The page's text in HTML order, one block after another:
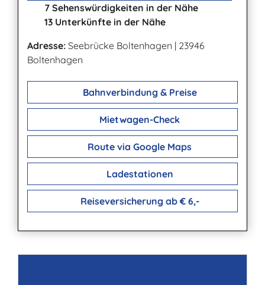
7 Sehenswürdigkeiten in der Nähe
13 Unterkünfte in der Nähe
Adresse: Seebrücke Boltenhagen | 23946
Boltenhagen
Bahnverbindung & Preise
Mietwagen-Check
Route via Google Maps
Ladestationen
Reiseversicherung ab € 6,-